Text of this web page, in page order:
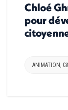
Chloé
pour
ANIMATION ,